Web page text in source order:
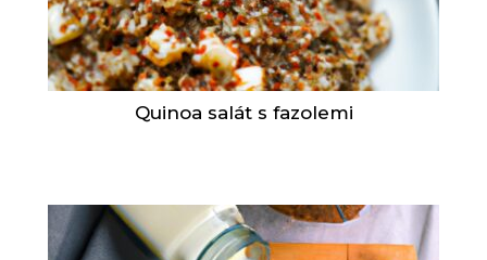
Quinoa salát s fazolemi